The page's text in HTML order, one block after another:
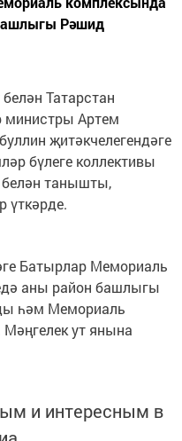
Рәшид
Татарстан
министры Артем
җитәкчелегендәге
бүлеге коллективы
танышты,
үткәрде.
Батырлар Мемориаль
аны район башлыгы
һәм Мемориаль
ут янына
и интересным в